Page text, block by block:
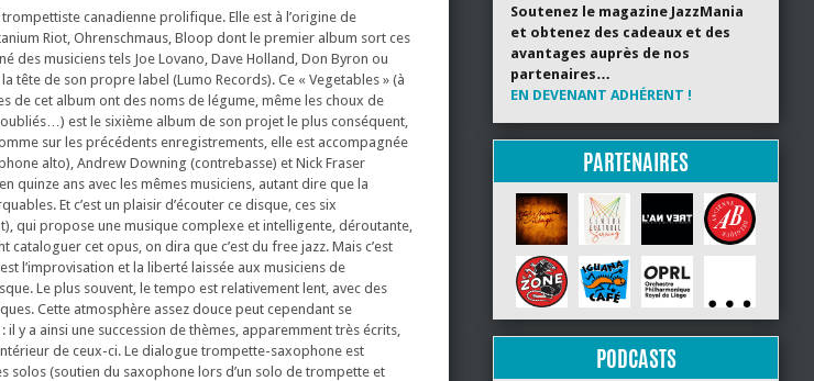
canadienne prolifique. Elle est à l’origine de
Riot, Ohrenschmaus, Bloop dont le premier album sort ces
des musiciens tels Joe Lovano, Dave Holland, Don Byron ou
tête de son propre label (Lumo Records). Ce « Vegetables » (à
de cet album ont des noms de légume, même les choux de
est le sixième album de son projet le plus conséquent,
sur les précédents enregistrements, elle est accompagnée
alto), Andrew Downing (contrebasse) et Nick Fraser
quinze ans avec les mêmes musiciens, autant dire que la
Et c’est un plaisir d’écouter ce disque, ces six
qui propose une musique complexe et intelligente, déroutante,
cet opus, on dira que c’est du free jazz. Mais c’est
l’improvisation et la liberté laissée aux musiciens de
Le plus souvent, le tempo est relativement lent, avec des
Cette atmosphère assez douce peut cependant se
y a ainsi une succession de thèmes, apparemment très écrits,
de ceux-ci. Le dialogue trompette-saxophone est
solos (soutien du saxophone lors d’un solo de trompette et
Soutenez le magazine JazzMania
et obtenez des cadeaux et des
avantages auprès de nos
partenaires…
EN DEVENANT ADHÉRENT !
PARTENAIRES
PODCASTS